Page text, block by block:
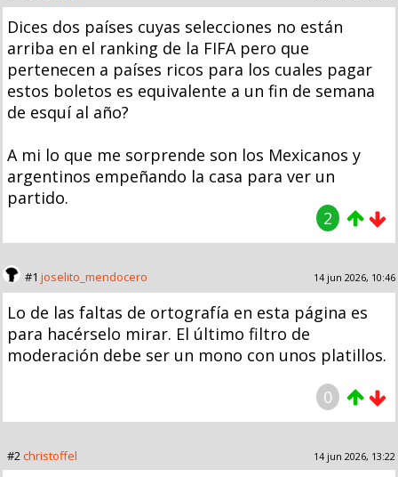
Dices dos países cuyas selecciones no están
arriba en el ranking de la FIFA pero que
pertenecen a países ricos para los cuales pagar
estos boletos es equivalente a un fin de semana
de esquí al año?
A mi lo que me sorprende son los Mexicanos y
argentinos empeñando la casa para ver un
partido.
2
#1 joselito_mendocero 14 jun 2026, 10:46
Lo de las faltas de ortografía en esta página es
para hacérselo mirar. El último filtro de
moderación debe ser un mono con unos platillos.
0
#2christoffel 14 jun 2026, 13:22